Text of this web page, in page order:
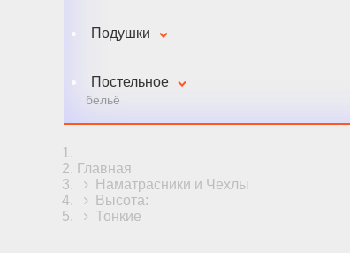
Подушки
Постельное
бельё
Главная
Наматрасники и Чехлы
Высота:
Тонкие